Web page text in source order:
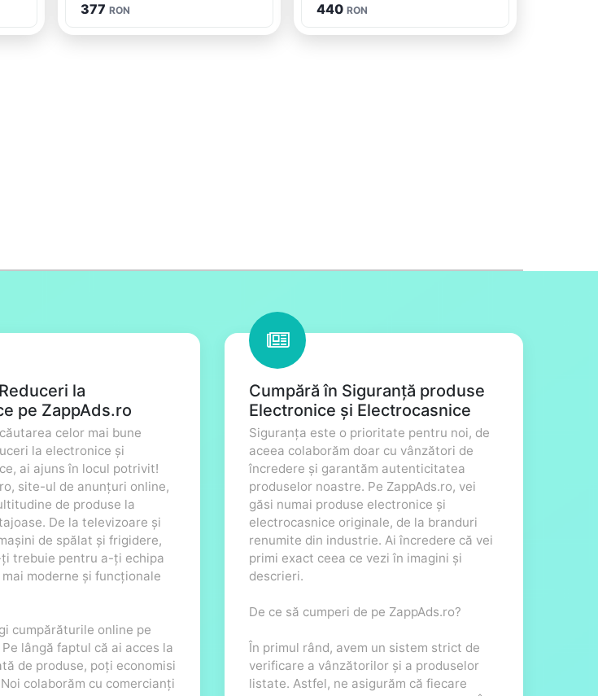
377 RON 440 RON
la
pe ZappAds.ro
celor mai bune
la electronice și
ai ajuns în locul potrivit!
site-ul de anunțuri online,
de produse la
De la televizoare și
de spălat și frigidere,
trebuie pentru a-ți echipa
moderne și funcționale
cumpărăturile online pe
Pe lângă faptul că ai acces la
de produse, poți economisi
colaborăm cu comercianți
Cumpără în Siguranță produse
Electronice și Electrocasnice
Siguranța este o prioritate pentru noi, de
aceea colaborăm doar cu vânzători de
încredere și garantăm autenticitatea
produselor noastre. Pe ZappAds.ro, vei
găsi numai produse electronice și
electrocasnice originale, de la branduri
renumite din industrie. Ai încredere că vei
primi exact ceea ce vezi în imagini și
descrieri.
De ce să cumperi de pe ZappAds.ro?
În primul rând, avem un sistem strict de
verificare a vânzătorilor și a produselor
listate. Astfel, ne asigurăm că fiecare